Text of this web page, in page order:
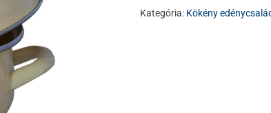
Kategória: Kökény